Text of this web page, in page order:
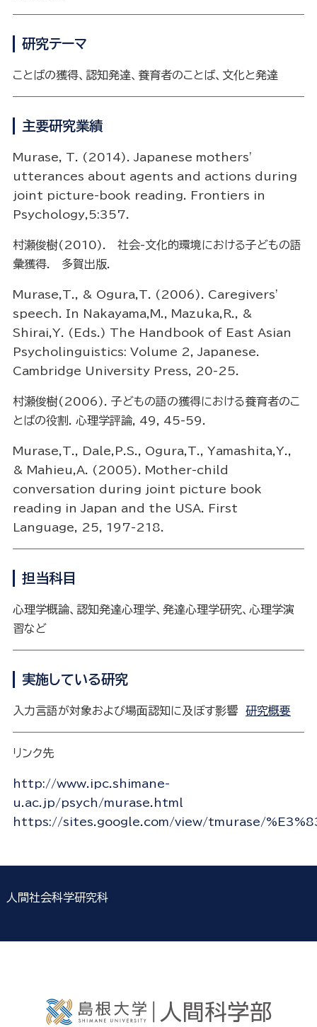
研究テーマ
ことばの獲得、認知発達、養育者のことば、文化と発達
主要研究業績
Murase, T. (2014). Japanese mothers’
utterances about agents and actions during
joint picture-book reading. Frontiers in
Psychology,5:357.
村瀬俊樹(2010). 社会-文化的環境における子どもの語
彙獲得. 多賀出版.
Murase,T., & Ogura,T. (2006). Caregivers'
speech. In Nakayama,M., Mazuka,R., &
Shirai,Y. (Eds.) The Handbook of East Asian
Psycholinguistics: Volume 2, Japanese.
Cambridge University Press, 20-25.
村瀬俊樹(2006). 子どもの語の獲得における養育者のこ
とばの役割. 心理学評論, 49, 45-59.
Murase,T., Dale,P.S., Ogura,T., Yamashita,Y.,
& Mahieu,A. (2005). Mother-child
conversation during joint picture book
reading in Japan and the USA. First
Language, 25, 197-218.
担当科目
心理学概論、認知発達心理学、発達心理学研究、心理学演
習など
実施している研究
入力言語が対象および場面認知に及ぼす影響 研究概要
リンク先
http://www.ipc.shimane-
u.ac.jp/psych/murase.html
https://sites.google.com/view/tmurase/
人間社会科学研究科